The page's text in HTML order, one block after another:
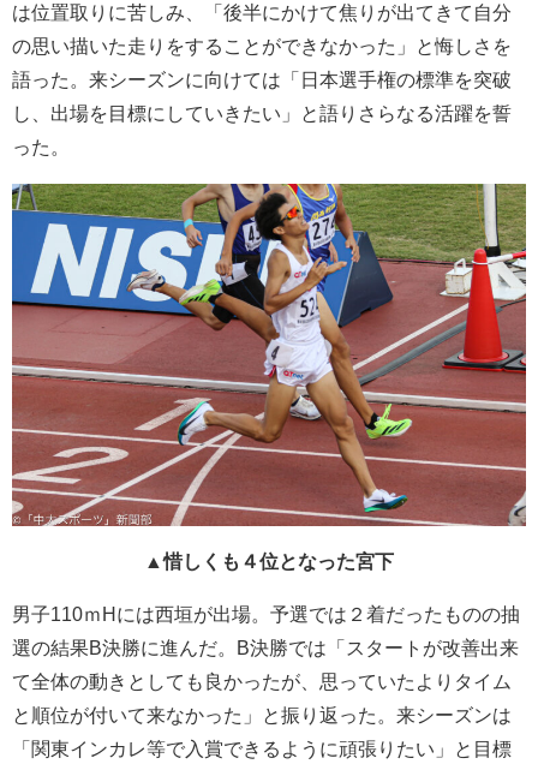
は位置取りに苦しみ、「後半にかけて焦りが出てきて自分
の思い描いた走りをすることができなかった」と悔しさを
語った。来シーズンに向けては「日本選手権の標準を突破
し、出場を目標にしていきたい」と語りさらなる活躍を誓
った。
▲惜しくも４位となった宮下
男子110ｍHには西垣が出場。予選では２着だったものの抽
選の結果B決勝に進んだ。B決勝では「スタートが改善出来
て全体の動きとしても良かったが、思っていたよりタイム
と順位が付いて来なかった」と振り返った。来シーズンは
「関東インカレ等で入賞できるように頑張りたい」と目標